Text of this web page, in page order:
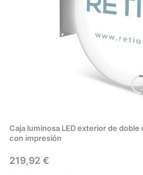
Caja luminosa LED exterior de
con impresión
Precio
219,92 €